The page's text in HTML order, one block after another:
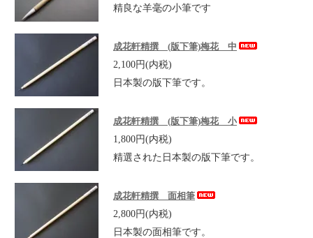
精良な羊毫の小筆です
成花軒精撰 (版下筆)梅花 中
2,100円(内税)
日本製の版下筆です。
成花軒精撰 (版下筆)梅花 小
1,800円(内税)
精選された日本製の版下筆です。
成花軒精撰 面相筆
2,800円(内税)
日本製の面相筆です。